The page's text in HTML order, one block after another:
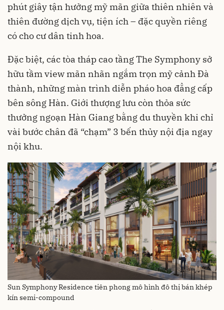
phút giây tận hưởng mỹ mãn giữa thiên nhiên và
thiên đường dịch vụ, tiện ích – đặc quyền riêng
có cho cư dân tinh hoa.
Đặc biệt, các tòa tháp cao tầng The Symphony sở
hữu tầm view mãn nhãn ngắm trọn mỹ cảnh Đà
thành, những màn trình diễn pháo hoa đẳng cấp
bên sông Hàn. Giới thượng lưu còn thỏa sức
thưởng ngoạn Hàn Giang bằng du thuyền khi chỉ
vài bước chân đã “chạm” 3 bến thủy nội địa ngay
nội khu.
Sun Symphony Residence tiên phong mô hình đô thị bán khép
kín semi-compound